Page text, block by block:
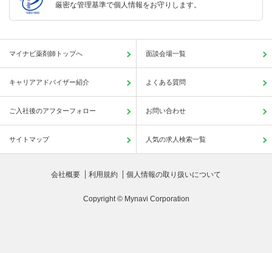
厳密な管理基準で個人情報をお守りします。
マイナビ薬剤師トップへ 面談会場一覧
キャリアアドバイザー紹介 よくある質問
ご入社後のアフターフォロー お問い合わせ
サイトマップ 人気の求人検索一覧
会社概要 利用規約 個人情報の取り扱いについて
Copyright © Mynavi Corporation